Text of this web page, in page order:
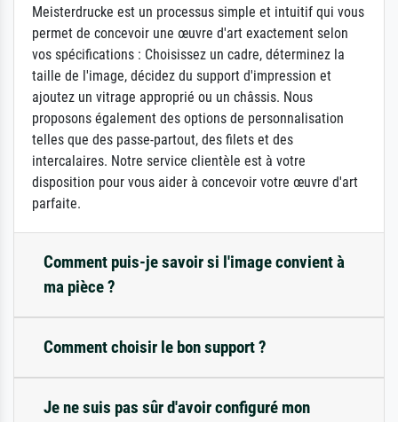
Meisterdrucke est un processus simple et intuitif qui vous
permet de concevoir une œuvre d'art exactement selon
vos spécifications : Choisissez un cadre, déterminez la
taille de l'image, décidez du support d'impression et
ajoutez un vitrage approprié ou un châssis. Nous
proposons également des options de personnalisation
telles que des passe-partout, des filets et des
intercalaires. Notre service clientèle est à votre
disposition pour vous aider à concevoir votre œuvre d'art
parfaite.
Comment puis-je savoir si l'image convient à
ma pièce ?
Comment choisir le bon support ?
Je ne suis pas sûr d'avoir configuré mon